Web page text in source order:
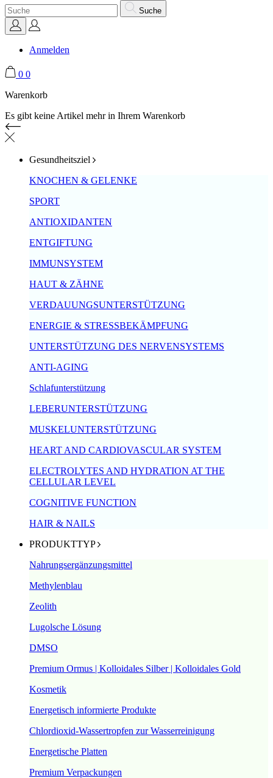
Suche
Anmelden
0 0
Warenkorb
Es gibt keine Artikel mehr in Ihrem Warenkorb
Gesundheitsziel
KNOCHEN & GELENKE
SPORT
ANTIOXIDANTEN
ENTGIFTUNG
IMMUNSYSTEM
HAUT & ZÄHNE
VERDAUUNGSUNTERSTÜTZUNG
ENERGIE & STRESSBEKÄMPFUNG
UNTERSTÜTZUNG DES NERVENSYSTEMS
ANTI-AGING
Schlafunterstützung
LEBERUNTERSTÜTZUNG
MUSKELUNTERSTÜTZUNG
HEART AND CARDIOVASCULAR SYSTEM
ELECTROLYTES AND HYDRATION AT THE
CELLULAR LEVEL
COGNITIVE FUNCTION
HAIR & NAILS
PRODUKTTYP
Nahrungsergänzungsmittel
Methylenblau
Zeolith
Lugolsche Lösung
DMSO
Premium Ormus | Kolloidales Silber | Kolloidales Gold
Kosmetik
Energetisch informierte Produkte
Chlordioxid-Wassertropfen zur Wasserreinigung
Energetische Platten
Premium Verpackungen